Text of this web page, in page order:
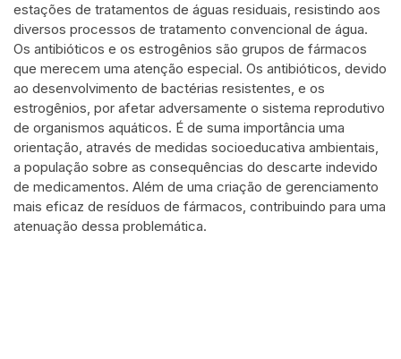
indicating in which section the
citation was made.
estações de tratamentos de águas residuais, resistindo aos
diversos processos de tratamento convencional de água.
Os antibióticos e os estrogênios são grupos de fármacos
que merecem uma atenção especial. Os antibióticos, devido
ao desenvolvimento de bactérias resistentes, e os
estrogênios, por afetar adversamente o sistema reprodutivo
de organismos aquáticos. É de suma importância uma
orientação, através de medidas socioeducativa ambientais,
a população sobre as consequências do descarte indevido
de medicamentos. Além de uma criação de gerenciamento
mais eficaz de resíduos de fármacos, contribuindo para uma
atenuação dessa problemática.